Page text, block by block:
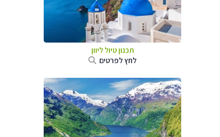
תכנון טיול ליוון
לחץ לפרטים